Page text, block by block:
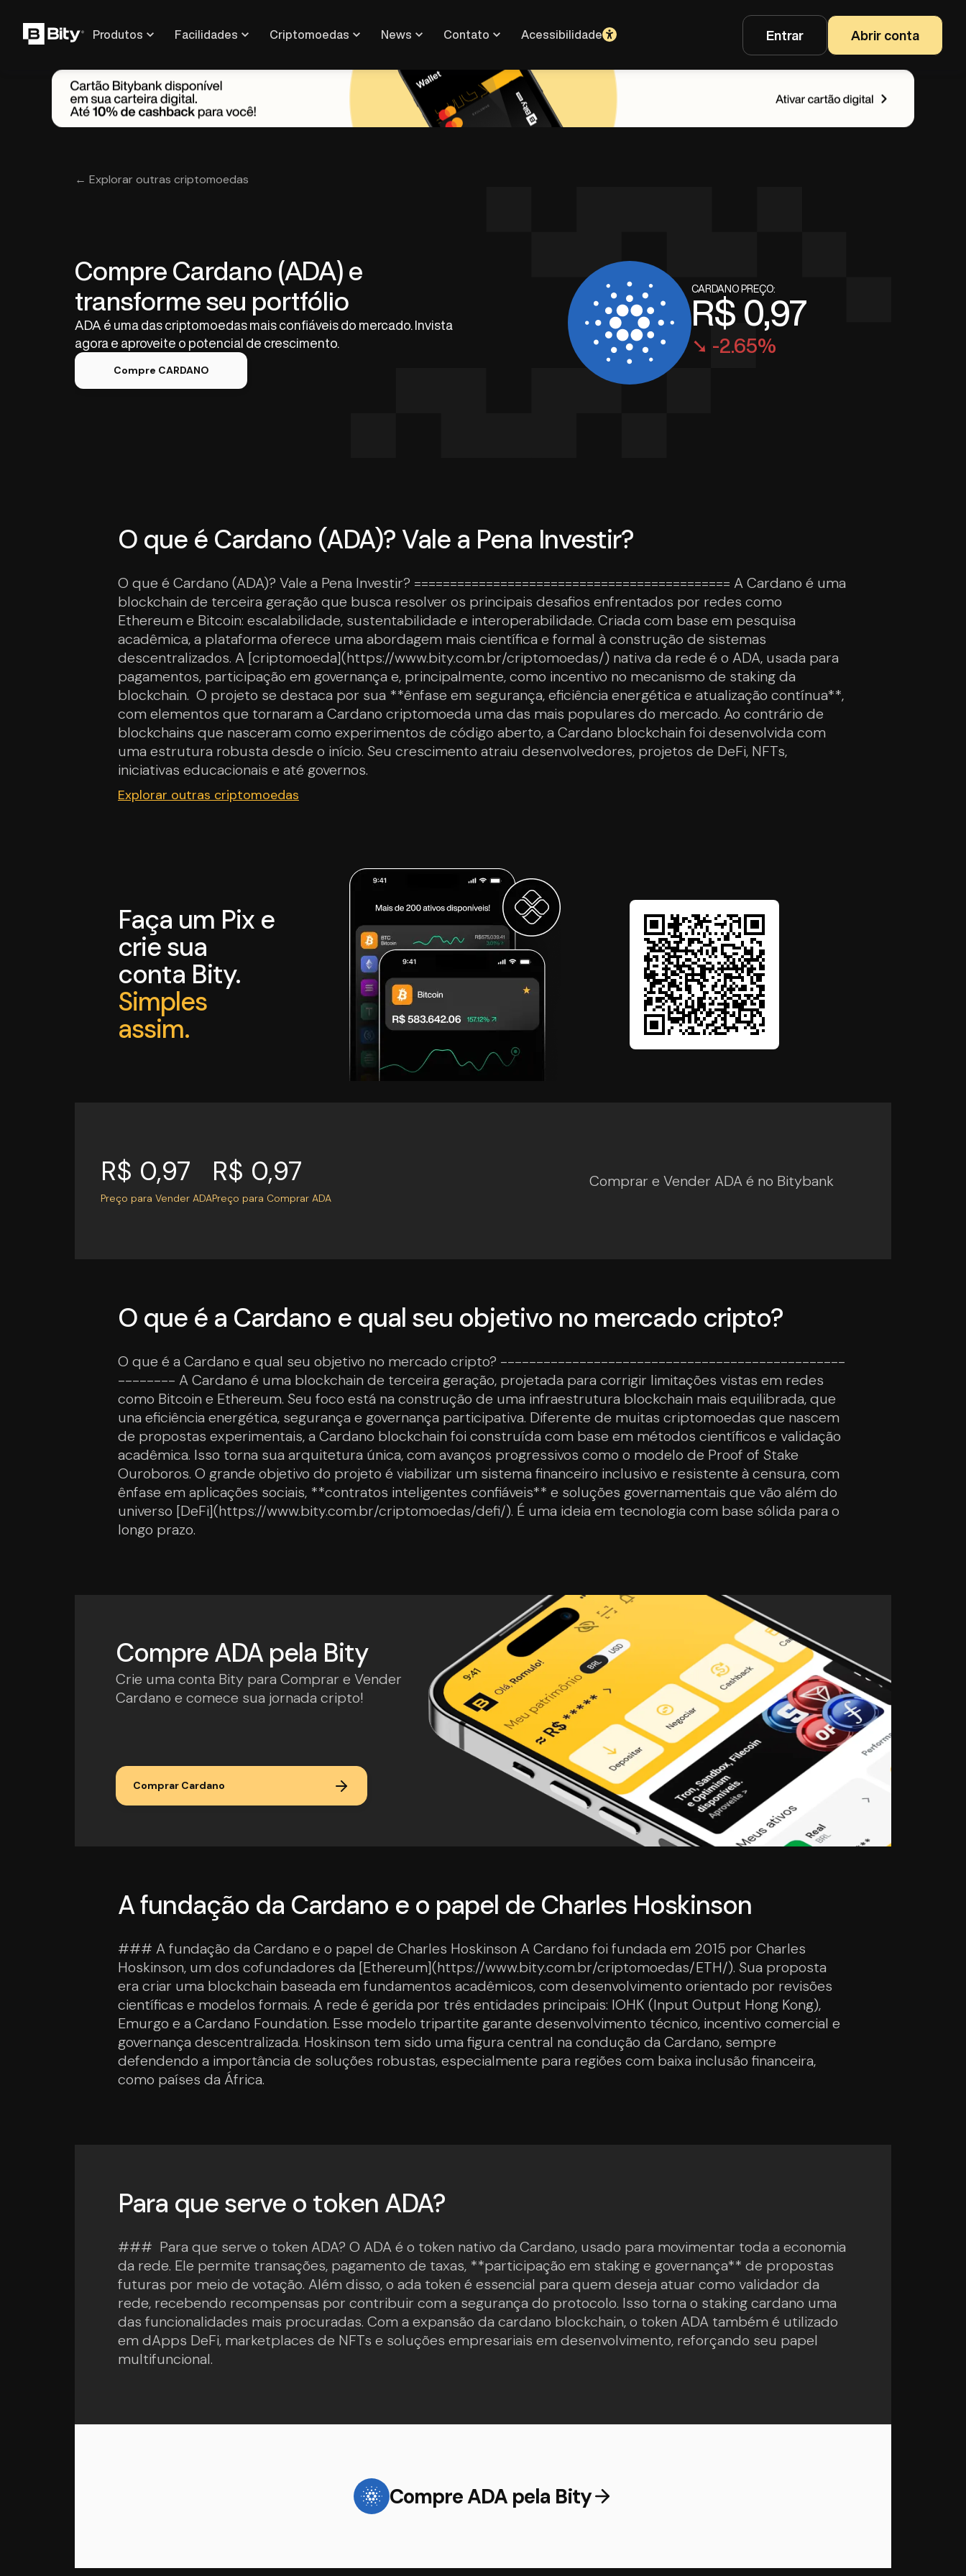
Produtos Facilidades Criptomoedas News Contato Acessibilidade Entrar Abrir conta
← Explorar outras criptomoedas
Compre Cardano (ADA) e
transforme seu portfólio
ADA é uma das criptomoedas mais confiáveis do mercado. Invista
agora e aproveite o potencial de crescimento.
Compre CARDANO
CARDANO PREÇO:
R$ 0,97
➘ -2.65%
O que é Cardano (ADA)? Vale a Pena Investir?
O que é Cardano (ADA)? Vale a Pena Investir? ============================================ A Cardano é uma
blockchain de terceira geração que busca resolver os principais desafios enfrentados por redes como
Ethereum e Bitcoin: escalabilidade, sustentabilidade e interoperabilidade. Criada com base em pesquisa
acadêmica, a plataforma oferece uma abordagem mais científica e formal à construção de sistemas
descentralizados. A [criptomoeda](https://www.bity.com.br/criptomoedas/) nativa da rede é o ADA, usada para
pagamentos, participação em governança e, principalmente, como incentivo no mecanismo de staking da
blockchain. O projeto se destaca por sua **ênfase em segurança, eficiência energética e atualização contínua**,
com elementos que tornaram a Cardano criptomoeda uma das mais populares do mercado. Ao contrário de
blockchains que nasceram como experimentos de código aberto, a Cardano blockchain foi desenvolvida com
uma estrutura robusta desde o início. Seu crescimento atraiu desenvolvedores, projetos de DeFi, NFTs,
iniciativas educacionais e até governos.
Explorar outras criptomoedas
Faça um Pix e
crie sua
conta Bity.
Simples
assim.
R$ 0,97
Preço para Vender ADA
R$ 0,97
Preço para Comprar ADA
Comprar e Vender ADA é no Bitybank
O que é a Cardano e qual seu objetivo no mercado cripto?
O que é a Cardano e qual seu objetivo no mercado cripto? ------------------------------------------------
-------- A Cardano é uma blockchain de terceira geração, projetada para corrigir limitações vistas em redes
como Bitcoin e Ethereum. Seu foco está na construção de uma infraestrutura blockchain mais equilibrada, que
una eficiência energética, segurança e governança participativa. Diferente de muitas criptomoedas que nascem
de propostas experimentais, a Cardano blockchain foi construída com base em métodos científicos e validação
acadêmica. Isso torna sua arquitetura única, com avanços progressivos como o modelo de Proof of Stake
Ouroboros. O grande objetivo do projeto é viabilizar um sistema financeiro inclusivo e resistente à censura, com
ênfase em aplicações sociais, **contratos inteligentes confiáveis** e soluções governamentais que vão além do
universo [DeFi](https://www.bity.com.br/criptomoedas/defi/). É uma ideia em tecnologia com base sólida para o
longo prazo.
Compre ADA pela Bity
Crie uma conta Bity para Comprar e Vender
Cardano e comece sua jornada cripto!
Comprar Cardano
A fundação da Cardano e o papel de Charles Hoskinson
### A fundação da Cardano e o papel de Charles Hoskinson A Cardano foi fundada em 2015 por Charles
Hoskinson, um dos cofundadores da [Ethereum](https://www.bity.com.br/criptomoedas/ETH/). Sua proposta
era criar uma blockchain baseada em fundamentos acadêmicos, com desenvolvimento orientado por revisões
científicas e modelos formais. A rede é gerida por três entidades principais: IOHK (Input Output Hong Kong),
Emurgo e a Cardano Foundation. Esse modelo tripartite garante desenvolvimento técnico, incentivo comercial e
governança descentralizada. Hoskinson tem sido uma figura central na condução da Cardano, sempre
defendendo a importância de soluções robustas, especialmente para regiões com baixa inclusão financeira,
como países da África.
Para que serve o token ADA?
### Para que serve o token ADA? O ADA é o token nativo da Cardano, usado para movimentar toda a economia
da rede. Ele permite transações, pagamento de taxas, **participação em staking e governança** de propostas
futuras por meio de votação. Além disso, o ada token é essencial para quem deseja atuar como validador da
rede, recebendo recompensas por contribuir com a segurança do protocolo. Isso torna o staking cardano uma
das funcionalidades mais procuradas. Com a expansão da cardano blockchain, o token ADA também é utilizado
em dApps DeFi, marketplaces de NFTs e soluções empresariais em desenvolvimento, reforçando seu papel
multifuncional.
Compre ADA pela Bity